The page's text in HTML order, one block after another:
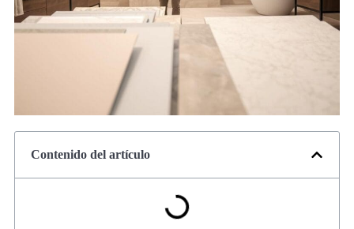
Contenido del artículo